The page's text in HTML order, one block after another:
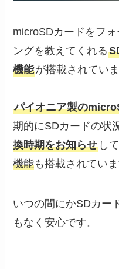
microSDカードをフ
ングを教えてくれる
機能が搭載されていま
パイオニア製の
期的にSDカードの状
換時期をお知らせ し
機能も搭載されていま
いつの間にかSDカー
もなく安心です。